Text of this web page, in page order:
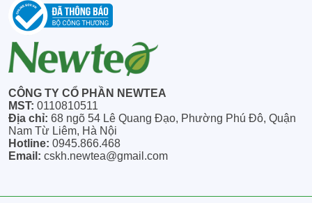
CÔNG TY CỔ PHẦN NEWTEA
MST: 0110810511
Địa chỉ: 68 ngõ 54 Lê Quang Đạo, Phường Phú Đô, Quận
Nam Từ Liêm, Hà Nội
Hotline: 0945.866.468
Email: cskh.newtea@gmail.com